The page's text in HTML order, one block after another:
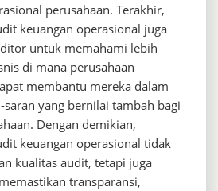
perusahaan. Terakhir,
keuangan operasional juga
untuk memahami lebih
di mana perusahaan
membantu mereka dalam
yang bernilai tambah bagi
Dengan demikian,
keuangan operasional tidak
kualitas audit, tetapi juga
transparansi,